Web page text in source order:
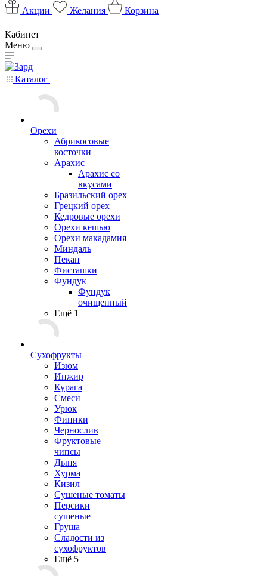
Акции
Желания Корзина
Кабинет
Меню
Каталог
Орехи
Абрикосовые
косточки
Арахис
Арахис со
вкусами
Бразильский орех
Грецкий орех
Кедровые орехи
Орехи кешью
Орехи макадамия
Миндаль
Пекан
Фисташки
Фундук
Фундук
очищенный
Ещё 1
Сухофрукты
Изюм
Инжир
Курага
Смеси
Урюк
Финики
Чернослив
Фруктовые
чипсы
Дыня
Хурма
Кизил
Сушеные томаты
Персики
сушеные
Груша
Сладости из
сухофруктов
Ещё 5